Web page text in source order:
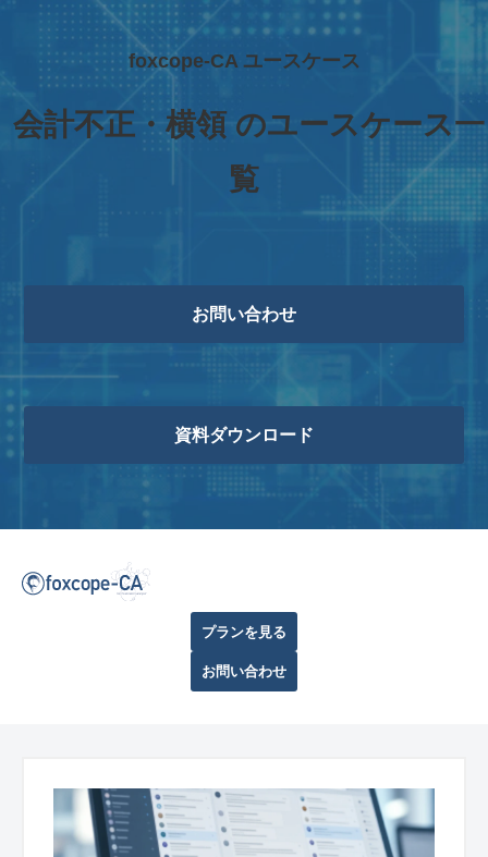
foxcope-CA ユースケース
覧
お問い合わせ
資料ダウンロード
プランを見る
お問い合わせ